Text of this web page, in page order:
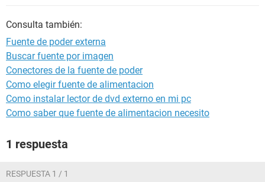
interesa unir ambas fuentes, tenerlas independientes.
Consulta también:
Fuente de poder externa
Buscar fuente por imagen
Conectores de la fuente de poder
Como elegir fuente de alimentacion
Como instalar lector de dvd externo en mi pc
Como saber que fuente de alimentacion necesito
1 respuesta
RESPUESTA 1 / 1